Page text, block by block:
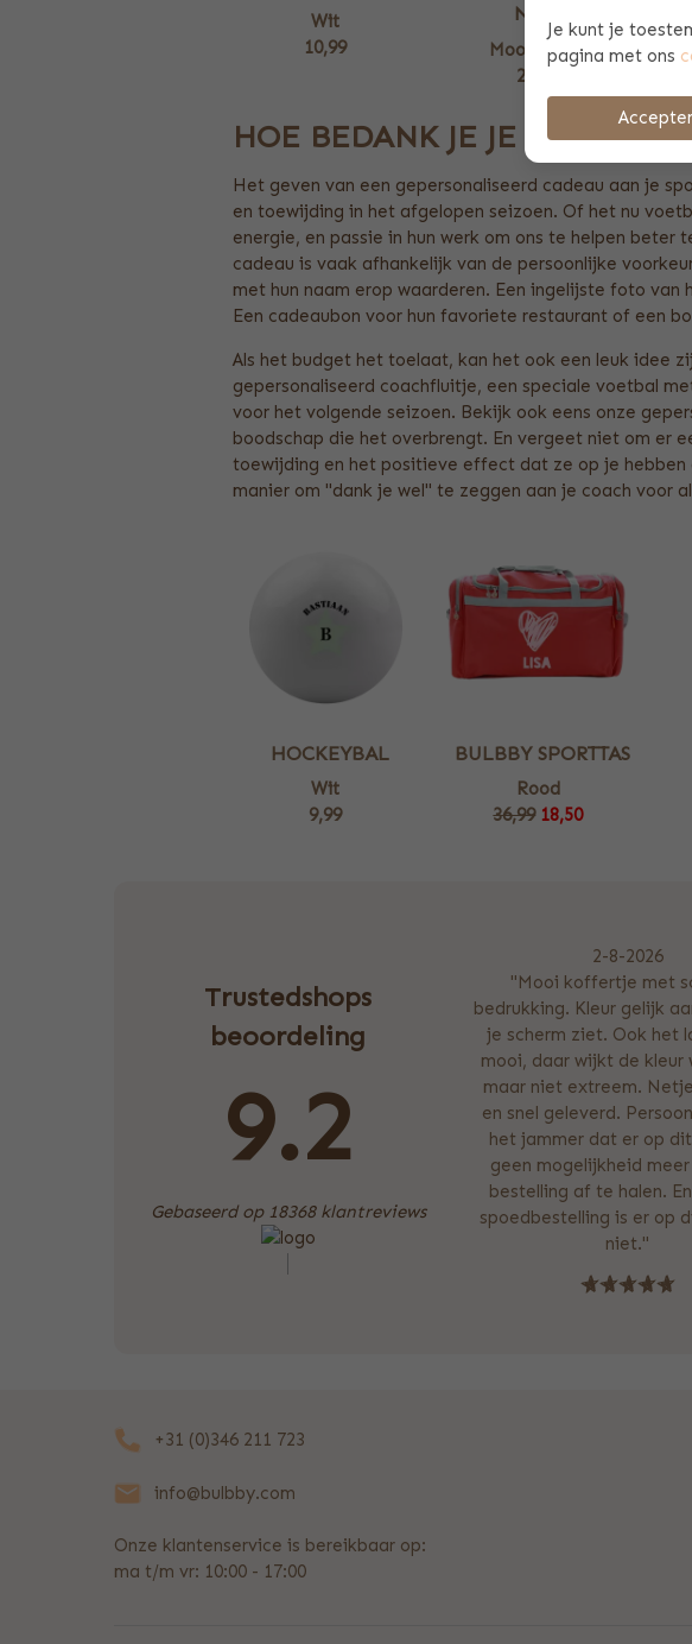
Wit
10,99
NAAM
Moody mint
22,99
HOE BEDANK JE JE COACH?
Het geven van een gepersonaliseerd cadeau aan je
en toewijding in het afgelopen seizoen. Of het nu
energie, en passie in hun werk om ons te helpen
cadeau is vaak afhankelijk van de persoonlijke
met hun naam erop waarderen. Een ingelijste foto
Een cadeaubon voor hun favoriete restaurant of een
Als het budget het toelaat, kan het ook een leuk idee
gepersonaliseerd coachfluitje, een speciale voetbal
voor het volgende seizoen. Bekijk ook eens onze
boodschap die het overbrengt. En vergeet niet om er
toewijding en het positieve effect dat ze op je
manier om "dank je wel" te zeggen aan je coach voor
HOCKEYBAL
Wit
9,99
BULBBY SPORTTAS
Rood
36,99 18,50
Trustedshops
beoordeling
9.2
Gebaseerd op 18368 klantreviews
2-8-2026
"Mooi koffertje met
bedrukking. Kleur gelijk
je scherm ziet. Ook het
mooi, daar wijkt de kleur
maar niet extreem.
en snel geleverd.
het jammer dat er op
geen mogelijkheid
bestelling af te halen.
spoedbestelling is er op
niet."
+31 (0)346 211 723
info@bulbby.com
Onze klantenservice is bereikbaar op:
ma t/m vr: 10:00 - 17:00
Je kunt je
pagina met ons